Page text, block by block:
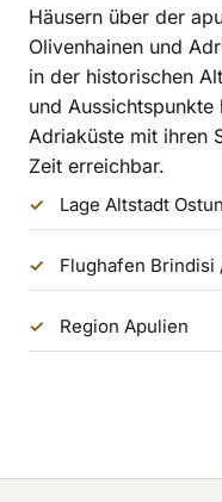
Häusern über der
Olivenhainen und
in der historischen
und
Adriaküste mit ihren
Zeit erreichbar.
Lage Altstadt
Flughafen Brindisi
Region Apulien